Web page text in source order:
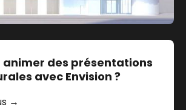
des présentations
avec Envision ?
→